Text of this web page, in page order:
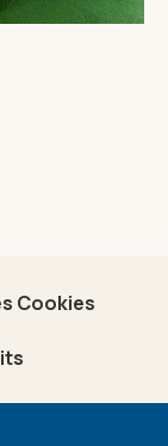
Cookies